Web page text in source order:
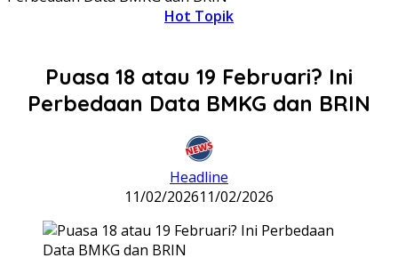
Hot Topik
Puasa 18 atau 19 Februari? Ini
Perbedaan Data BMKG dan BRIN
Headline
11/02/202611/02/2026